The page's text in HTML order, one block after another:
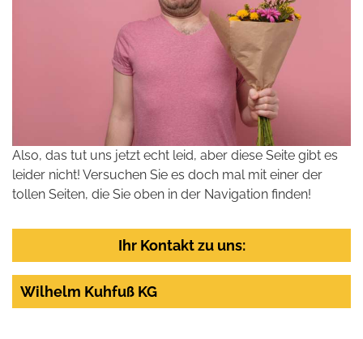
Also, das tut uns jetzt echt leid, aber diese Seite gibt es
leider nicht! Versuchen Sie es doch mal mit einer der
tollen Seiten, die Sie oben in der Navigation finden!
Ihr Kontakt zu uns:
Wilhelm Kuhfuß KG